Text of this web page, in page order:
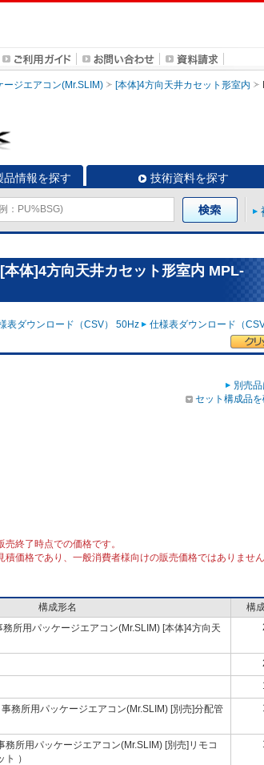
ージエアコン(Mr.SLIM) [本体]4方向天井カセット形室内
品情報を探す 技術資料を探す
体]4方向天井カセット形室内 MPL-
表ダウンロード（CSV） 50Hz 仕様表ダウンロード（
別売
セット構成品
終了時点での価格です。
価格であり、一般消費者様向けの販売価格ではありませ
構成形名
構
務所用パッケージエアコン(Mr.SLIM) [本体]4方向天
事務所用パッケージエアコン(Mr.SLIM) [別売]分配管
務所用パッケージエアコン(Mr.SLIM) [別売]リモコ
）